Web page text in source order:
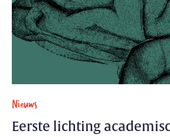
Nieuws
Eerste lichting